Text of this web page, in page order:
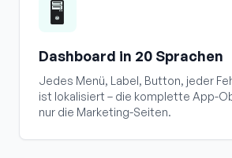
🖥️
Dashboard in 20 Sprachen
Jedes Menü, Label, Button, jeder
ist lokalisiert – die komplette App-
nur die Marketing-Seiten.